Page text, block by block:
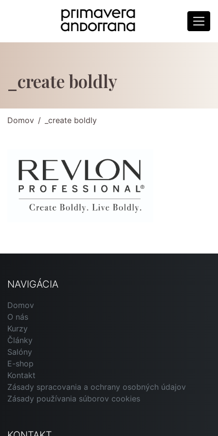
_create boldly
Domov _create boldly
NAVIGÁCIA
Domov
O nás
Kurzy
Články
Salóny
E-shop
Kontakt
Zásady spracovania a ochrany osobných údajov
Zásady používania súborov cookies